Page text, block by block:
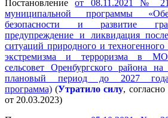
Постановлениеот 08.11.2021 №
муниципальной программы
безопасности и развитие
предупреждение и ликвидация
ситуаций природного и техногенного
экстремизма и терроризма в МО
сельсовет Оренбургского района
плановый период до 2027
программа) (Утратило силу,
от 20.03.2023)